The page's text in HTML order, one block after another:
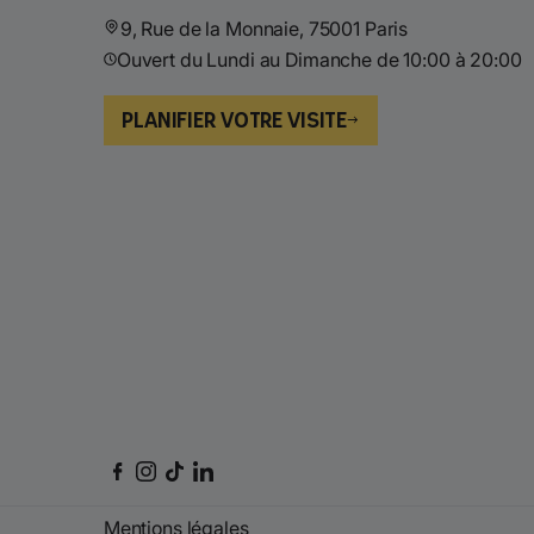
9, Rue de la Monnaie, 75001 Paris
Ouvert du Lundi au Dimanche de 10:00 à 20:00
PLANIFIER VOTRE VISITE
Mentions légales